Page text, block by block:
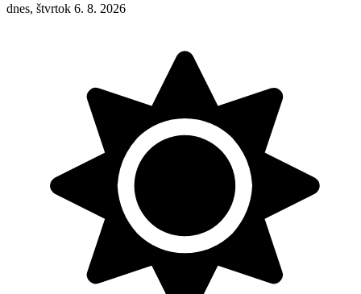
dnes, štvrtok 6. 8. 2026